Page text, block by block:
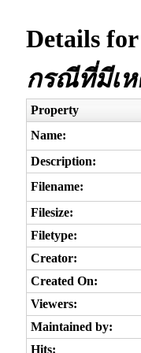
Details for
กรณีที่มีเห
Property
Name:
Description:
Filename:
Filesize:
Filetype:
Creator:
Created On:
Viewers:
Maintained by:
Hits: